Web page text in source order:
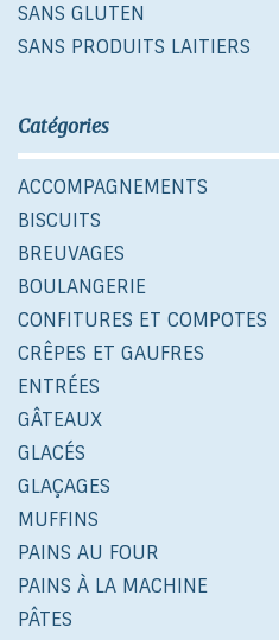
SANS GLUTEN
SANS PRODUITS LAITIERS
Catégories
ACCOMPAGNEMENTS
BISCUITS
BREUVAGES
BOULANGERIE
CONFITURES ET COMPOTES
CRÊPES ET GAUFRES
ENTRÉES
GÂTEAUX
GLACÉS
GLAÇAGES
MUFFINS
PAINS AU FOUR
PAINS À LA MACHINE
PÂTES